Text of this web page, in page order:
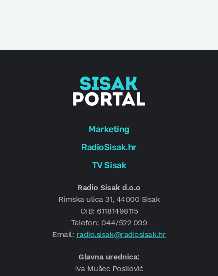
Marketing
RadioSisak.hr
TV Sisak
Radio Sisak d.o.o
Rimska ulica 31, 44000 Sisak
OIB: 61181498115
Telefon: 044/522 099
Email: radio.sisak@radiosisak.hr
Glavna urednica:
Iva Mušec Posilović